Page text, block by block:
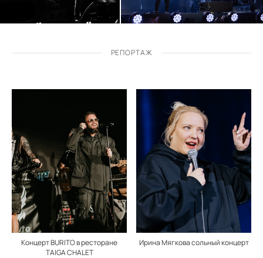
РЕПОРТАЖ
Концерт BURITO в ресторане
TAIGA CHALET
Ирина Мягкова сольный концерт